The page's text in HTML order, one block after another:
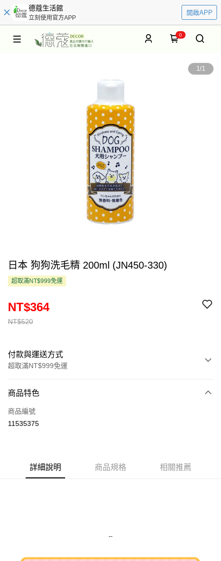
德蔻生活館
立刻使用官方APP
開啟APP
0
1/1
日本 狗狗洗毛精 200ml (JN450-330)
超取滿NT$999免運
NT$520
NT$364
付款與運送方式
超取滿NT$999免運
信用卡一次付款
超商取貨付款
街口支付
商品特色
商品編號
11535375
詳細說明 商品規格 相關推薦
--